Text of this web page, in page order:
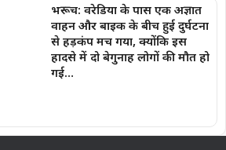
भरूच: वरेडिया के पास एक अज्ञात
वाहन और बाइक के बीच हुई दुर्घटना
से हड़कंप मच गया, क्योंकि इस
हादसे में दो बेगुनाह लोगों की मौत हो
गई…